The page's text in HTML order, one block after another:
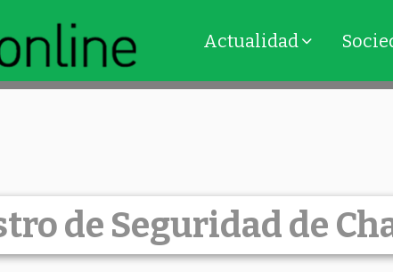
Actualidad
de Seguridad de